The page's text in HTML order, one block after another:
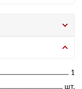
1
шт.